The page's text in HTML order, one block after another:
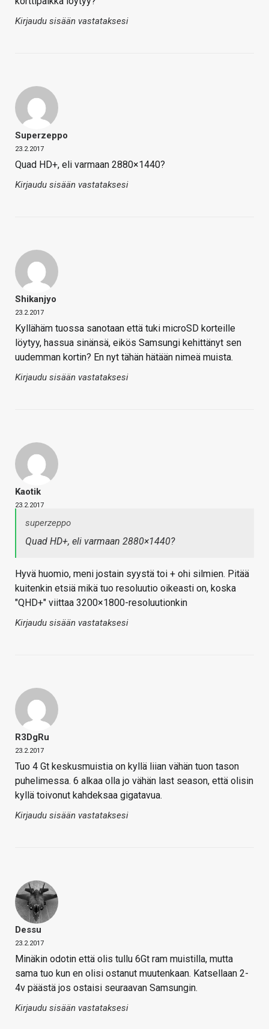
Kirjaudu sisään vastataksesi
Superzeppo
23.2.2017
Quad HD+, eli varmaan 2880×1440?
Kirjaudu sisään vastataksesi
Shikanjyo
23.2.2017
Kyllähäm tuossa sanotaan että tuki microSD korteille
löytyy, hassua sinänsä, eikös Samsungi kehittänyt sen
uudemman kortin? En nyt tähän hätään nimeä muista.
Kirjaudu sisään vastataksesi
Kaotik
23.2.2017
superzeppo
Quad HD+, eli varmaan 2880×1440?
Hyvä huomio, meni jostain syystä toi + ohi silmien. Pitää
kuitenkin etsiä mikä tuo resoluutio oikeasti on, koska
"QHD+" viittaa 3200×1800-resoluutionkin
Kirjaudu sisään vastataksesi
R3DgRu
23.2.2017
Tuo 4 Gt keskusmuistia on kyllä liian vähän tuon tason
puhelimessa. 6 alkaa olla jo vähän last season, että olisin
kyllä toivonut kahdeksaa gigatavua.
Kirjaudu sisään vastataksesi
Dessu
23.2.2017
Minäkin odotin että olis tullu 6Gt ram muistilla, mutta
sama tuo kun en olisi ostanut muutenkaan. Katsellaan 2-
4v päästä jos ostaisi seuraavan Samsungin.
Kirjaudu sisään vastataksesi